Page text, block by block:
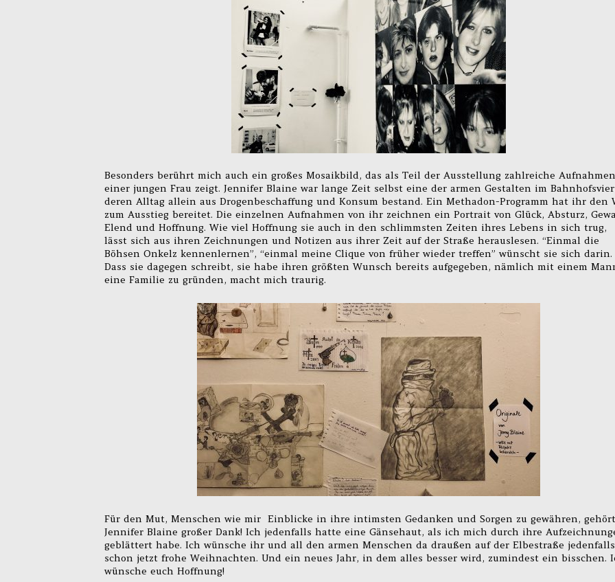
Besonders berührt mich auch ein großes Mosaikbild, das als Teil der Ausstellung zahlreiche Aufnahmen
einer jungen Frau zeigt. Jennifer Blaine war lange Zeit selbst eine der armen Gestalten im
deren Alltag allein aus Drogenbeschaffung und Konsum bestand. Ein Methadon-Programm hat ihr den
zum Ausstieg bereitet. Die einzelnen Aufnahmen von ihr zeichnen ein Portrait von Glück, Absturz,
Elend und Hoffnung. Wie viel Hoffnung sie auch in den schlimmsten Zeiten ihres Lebens in sich trug,
lässt sich aus ihren Zeichnungen und Notizen aus ihrer Zeit auf der Straße herauslesen. “Einmal die
Böhsen Onkelz kennenlernen”, “einmal meine Clique von früher wieder treffen” wünscht sie sich darin.
Dass sie dagegen schreibt, sie habe ihren größten Wunsch bereits aufgegeben, nämlich mit einem
eine Familie zu gründen, macht mich traurig.
Für den Mut, Menschen wie mir Einblicke in ihre intimsten Gedanken und Sorgen zu gewähren, gehört
Jennifer Blaine großer Dank! Ich jedenfalls hatte eine Gänsehaut, als ich mich durch ihre
geblättert habe. Ich wünsche ihr und all den armen Menschen da draußen auf der Elbestraße jedenfalls
schon jetzt frohe Weihnachten. Und ein neues Jahr, in dem alles besser wird, zumindest ein bisschen.
wünsche euch Hoffnung!